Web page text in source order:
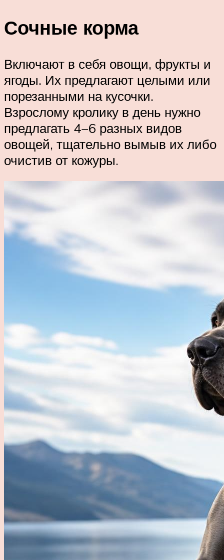
Сочные корма
Включают в себя овощи, фрукты и
ягоды. Их предлагают целыми или
порезанными на кусочки.
Взрослому кролику в день нужно
предлагать 4−6 разных видов
овощей, тщательно вымыв их либо
очистив от кожуры.